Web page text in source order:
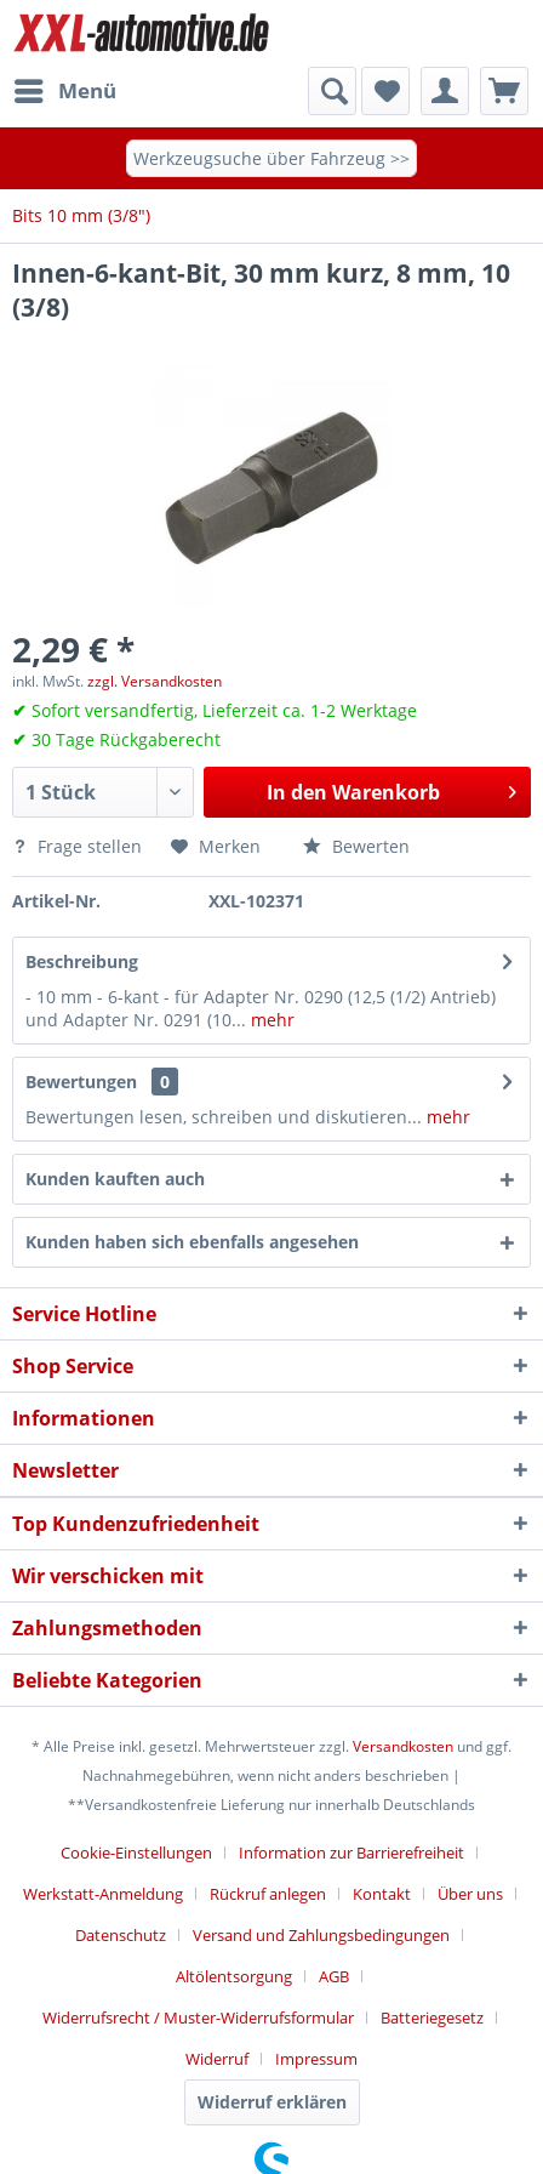
Menü
Werkzeugsuche über Fahrzeug >>
Bits 10 mm (3/8")
Innen-6-kant-Bit, 30 mm kurz, 8 mm, 10
(3/8)
2,29 € *
inkl. MwSt.zzgl. Versandkosten
✔ Sofort versandfertig, Lieferzeit ca. 1-2 Werktage
✔ 30 Tage Rückgaberecht
In den Warenkorb
Frage stellen Merken Bewerten
Artikel-Nr. XXL-102371
Beschreibung
- 10 mm - 6-kant - für Adapter Nr. 0290 (12,5 (1/2) Antrieb)
und Adapter Nr. 0291 (10... mehr
Bewertungen
0
Bewertungen lesen, schreiben und diskutieren... mehr
Kunden kauften auch
Kunden haben sich ebenfalls angesehen
Service Hotline
Shop Service
Informationen
Newsletter
Top Kundenzufriedenheit
Wir verschicken mit
Zahlungsmethoden
Beliebte Kategorien
* Alle Preise inkl. gesetzl. Mehrwertsteuer zzgl.Versandkosten und ggf.
Nachnahmegebühren, wenn nicht anders beschrieben |
**Versandkostenfreie Lieferung nur innerhalb Deutschlands
Cookie-Einstellungen
Information zur Barrierefreiheit
Werkstatt-Anmeldung
Rückruf anlegen Kontakt
Über uns
Datenschutz
Versand und Zahlungsbedingungen
Altölentsorgung
AGB
Widerrufsrecht / Muster-Widerrufsformular
Batteriegesetz
Widerruf
Impressum
Widerruf erklären